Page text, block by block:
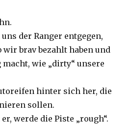
der Ranger entgegen,
brav bezahlt haben und
wie „dirty“ unsere
hinter sich her, die
sollen.
werde die Piste „rough“.